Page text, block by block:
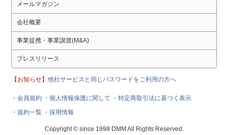
メールマガジン
会社概要
事業提携・事業譲渡(M&A)
プレスリリース
【お知らせ】他社サービスと同じパスワードをご利用の方へ
・会員規約 ・個人情報保護に関して
・特定商取引法に基づく表示
・規約一覧 ・採用情報
Copyright © since 1998 DMM All Rights Reserved.